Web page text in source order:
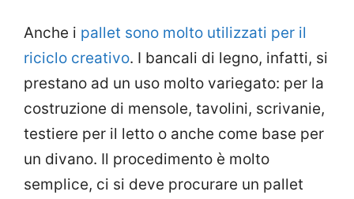
Anche i pallet sono molto utilizzati per il
riciclo creativo. I bancali di legno, infatti, si
prestano ad un uso molto variegato: per la
costruzione di mensole, tavolini, scrivanie,
testiere per il letto o anche come base per
un divano. Il procedimento è molto
semplice, ci si deve procurare un pallet